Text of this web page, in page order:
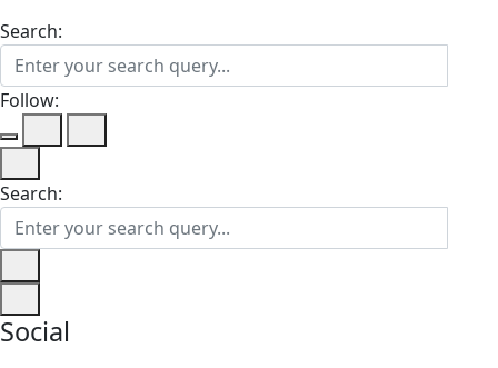
Search:
Follow:
Search:
Social